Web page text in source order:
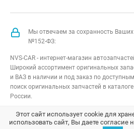
Мы отвечаем за сохранность
№152-ФЗ:
NVS-CAR - интернет-магазин
Широкий ассортимент оригинальных
и ВАЗ в наличии и под заказ по
поиск оригинальных запчастей в
России.
NVS-CAR© 2014 –2026Все права
Договор оферта; Политика
Этот сайт использует cookie для
использовать сайт, Вы даете согласие